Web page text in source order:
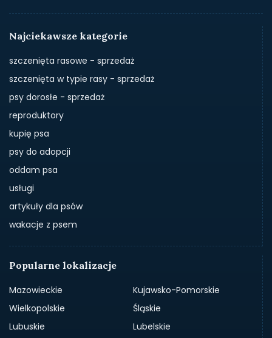
Najciekawsze kategorie
szczenięta rasowe - sprzedaż
szczenięta w typie rasy - sprzedaż
psy dorosłe - sprzedaż
reproduktory
kupię psa
psy do adopcji
oddam psa
usługi
artykuły dla psów
wakacje z psem
Popularne lokalizacje
Mazowieckie
Kujawsko-Pomorskie
Wielkopolskie
Śląskie
Lubuskie
Lubelskie